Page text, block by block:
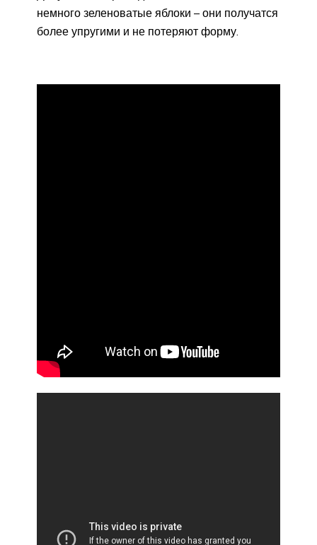
немного зеленоватые яблоки – они получатся
более упругими и не потеряют форму.